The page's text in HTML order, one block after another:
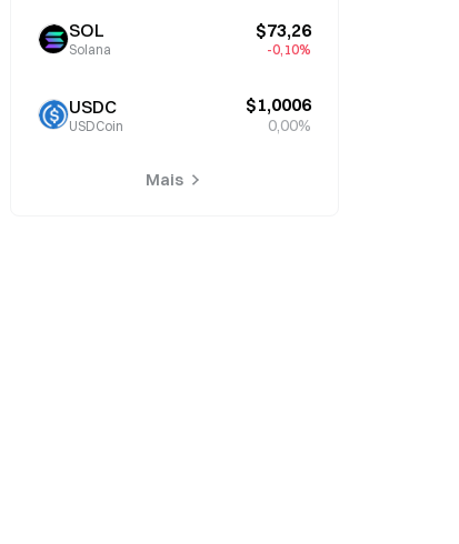
SOL
Solana
$73,26
-0,10%
USDC
USDCoin
$1,0006
0,00%
Mais